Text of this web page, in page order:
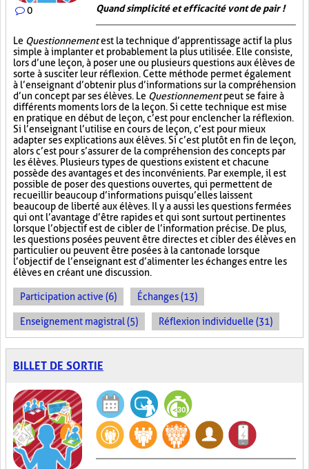
0 Quand simplicité et efficacité vont de pair !
Le Questionnementest la technique d’apprentissage actif la plus
simple à implanter et probablement la plus utilisée. Elle consiste,
lors d’une leçon, à poser une ou plusieurs questions aux élèves de
sorte à susciter leur réflexion. Cette méthode permet également
à l’enseignant d’obtenir plus d’informations sur la compréhension
d’un concept par ses élèves. Le Questionnementpeut se faire à
différents moments lors de la leçon. Si cette technique est mise
en pratique en début de leçon, c’est pour enclencher la réflexion.
Si l’enseignant l’utilise en cours de leçon, c’est pour mieux
adapter ses explications aux élèves. Si c’est plutôt en fin de leçon,
alors c’est pour s’assurer de la compréhension des concepts par
les élèves. Plusieurs types de questions existent et chacune
possède des avantages et des inconvénients. Par exemple, il est
possible de poser des questions ouvertes, qui permettent de
recueillir beaucoup d’informations puisqu’elles laissent
beaucoup de liberté aux élèves. Il y a aussi les questions fermées
qui ont l’avantage d’être rapides et qui sont surtout pertinentes
lorsque l’objectif est de cibler de l’information précise. De plus,
les questions posées peuvent être directes et cibler des élèves en
particulier ou peuvent être posées à la cantonade lorsque
l’objectif de l’enseignant est d’alimenter les échanges entre les
élèves en créant une discussion.
Participation active (6) Échanges (13)
Enseignement magistral (5) Réflexion individuelle (31)
BILLET DE SORTIE